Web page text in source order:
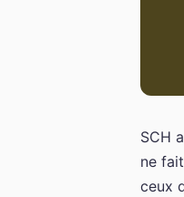
SCH
ne
ceux